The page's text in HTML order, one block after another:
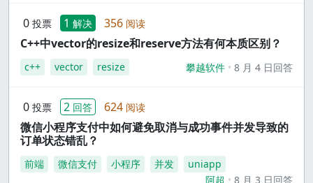
0 投票 1 解决 356 阅读
C++中vector的resize和reserve方法有何本质区别？
c++ vector resize 攀越软件 8 月 4 日回答
0 投票 2 回答 624 阅读
微信小程序支付中如何避免取消与成功事件并发导致的
订单状态错乱？
前端 微信支付 小程序 并发
uniapp
阿超
8 月 3 日回答